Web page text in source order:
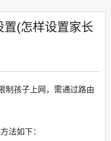
置(怎样设置家长
制孩子上网，需通过路由
法如下：